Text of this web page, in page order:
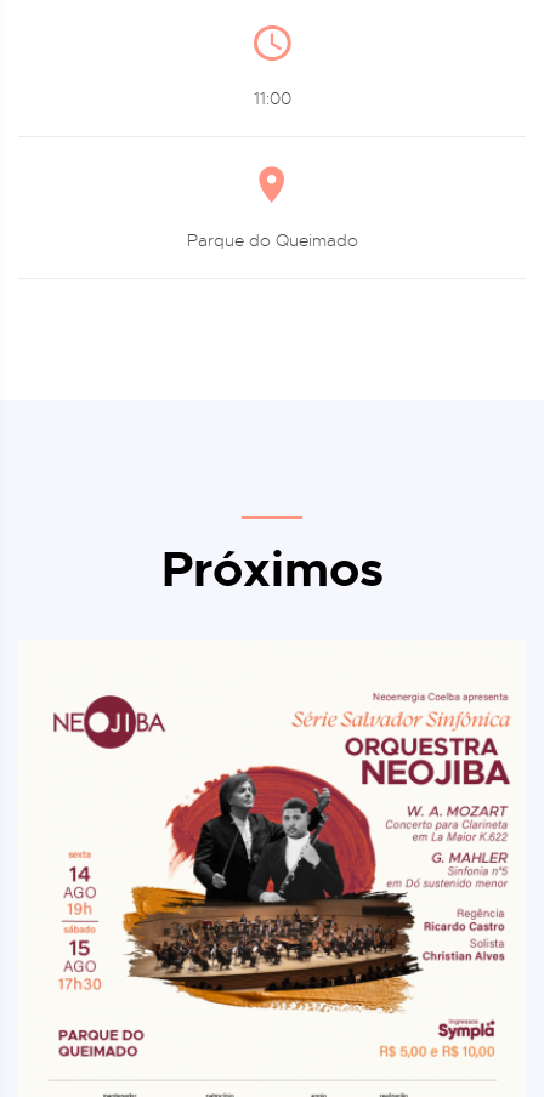
11:00
Parque do Queimado
Próximos